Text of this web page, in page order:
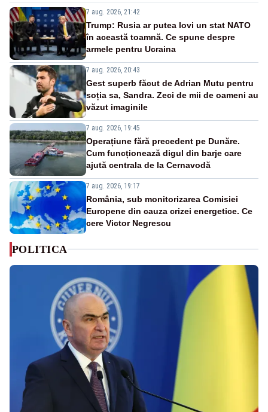
7 aug. 2026, 21:42
Trump: Rusia ar putea lovi un stat NATO
în această toamnă. Ce spune despre
armele pentru Ucraina
7 aug. 2026, 20:43
Gest superb făcut de Adrian Mutu pentru
soția sa, Sandra. Zeci de mii de oameni au
văzut imaginile
7 aug. 2026, 19:45
Operațiune fără precedent pe Dunăre.
Cum funcționează digul din barje care
ajută centrala de la Cernavodă
7 aug. 2026, 19:17
România, sub monitorizarea Comisiei
Europene din cauza crizei energetice. Ce
cere Victor Negrescu
POLITICA